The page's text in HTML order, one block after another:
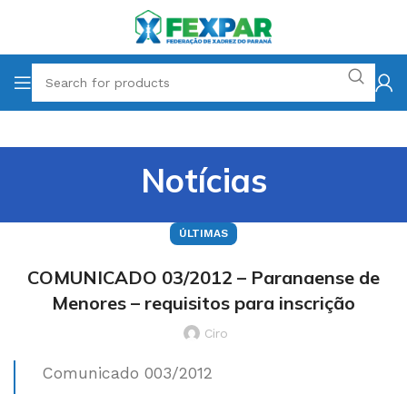
Notícias
ÚLTIMAS
COMUNICADO 03/2012 – Paranaense de
Menores – requisitos para inscrição
Ciro
Comunicado 003/2012